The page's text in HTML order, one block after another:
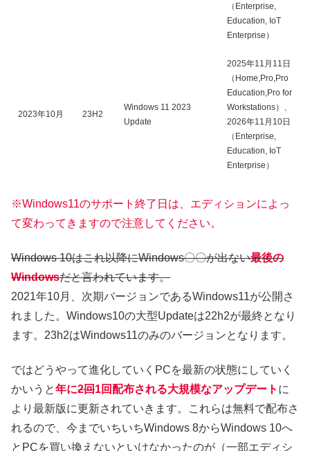
（Enterprise,
Education, IoT
Enterprise）
2023年10月 23H2
Windows 11 2023
Update
2025年11月11日
（Home,Pro,Pro
Education,Pro for
Workstations）、
2026年11月10日
（Enterprise,
Education, IoT
Enterprise）
※Windows11のサポート終了日は、エディションによっ
て変わってきますので注意してください。
Windows 10はこれ以降にWindows〇〇が出ない最後の
Windowsだと言われています。
2021年10月、次期バージョンであるWindows11が公開さ
れました。Windows10の大型Updateは22h2が最終となり
ます。23h2はWindows11のみのバージョンとなります。
ではどうやって進化していくPCを最新の状態にしていく
かいうと年に2回1回配布される大規模なアップデート に
より最新版に更新されていきます。これらは無料で配布さ
れるので、今までいちいちWindows 8からWindows 10へ
とPCを買い換えないといけなかったのが（一部エディシ